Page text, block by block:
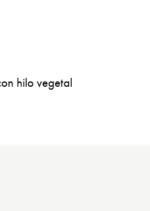
hilo vegetal